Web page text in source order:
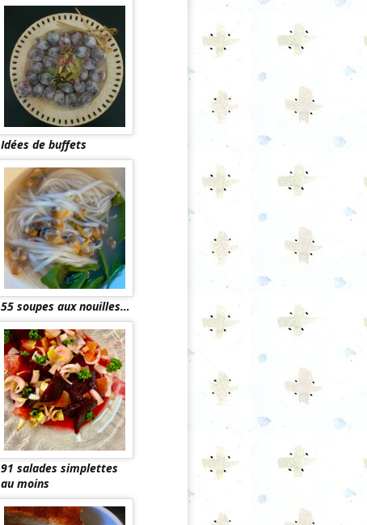
Idées de buffets
55 soupes aux nouilles…
91 salades simplettes
au moins